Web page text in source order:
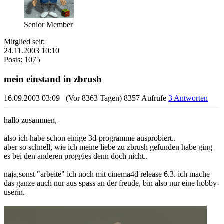
Senior Member
Mitglied seit:
24.11.2003 10:10
Posts: 1075
mein einstand in zbrush
16.09.2003 03:09 (Vor 8363 Tagen) 8357 Aufrufe 3 Antworten
hallo zusammen,
also ich habe schon einige 3d-programme ausprobiert..
aber so schnell, wie ich meine liebe zu zbrush gefunden habe ging
es bei den anderen proggies denn doch nicht..
naja,sonst "arbeite" ich noch mit cinema4d release 6.3. ich mache
das ganze auch nur aus spass an der freude, bin also nur eine hobby-
userin.